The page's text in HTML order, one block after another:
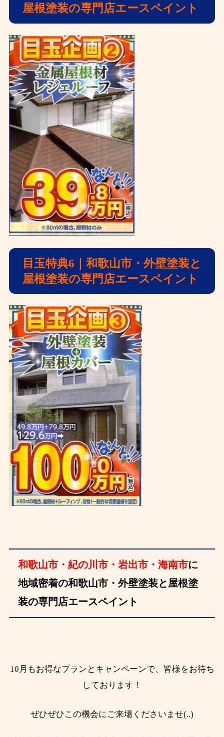
屋根塗装の専門店エースペイント
目玉特典6 ｜和歌山市・外壁塗装と
屋根塗装の専門店エースペイント
和歌山市・紀の川市・岩出市・海南市に
地域密着の和歌山市・外壁塗装と屋根塗
装の専門店エースペイント
10月もお得なプランとキャンペーンで、皆様をお待ち
しております！
ぜひぜひこの機会にご来場くださいませ(..)